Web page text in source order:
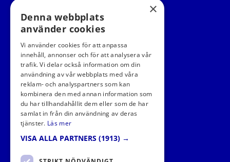
FÖLJ OSS I SOCIALA MEDIER
×
Denna webbplats
använder cookies
Vi använder cookies för att anpassa
innehåll, annonser och för att analysera vår
trafik. Vi delar också information om din
användning av vår webbplats med våra
reklam- och analyspartners som kan
kombinera den med annan information som
du har tillhandahållit dem eller som de har
samlat in från din användning av deras
tjänster. Läs mer
VISA ALLA PARTNERS (1913) →